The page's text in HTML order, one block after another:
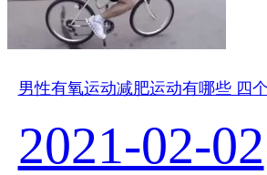
男性有氧运动减肥运动有哪些 四
2021-02-02